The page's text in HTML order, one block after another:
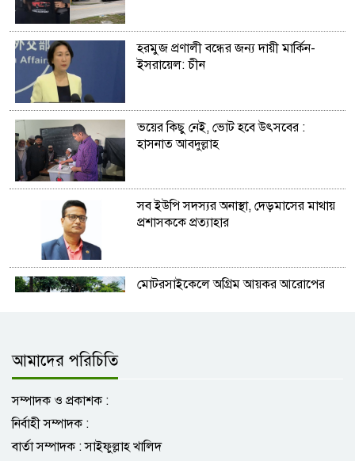
হরমুজ প্রণালী বন্ধের জন্য দায়ী মার্কিন-
ইসরায়েল: চীন
ভয়ের কিছু নেই, ভোট হবে উৎসবের :
হাসনাত আবদুল্লাহ
সব ইউপি সদস্যর অনাস্থা, দেড়মাসের মাথায়
প্রশাসককে প্রত্যাহার
মোটরসাইকেলে অগ্রিম আয়কর আরোপের
সোনালী ব্যাংকের চেয়ারম্যান মোহাম্মদ
আমাদের পরিচিতি
সম্পাদক ও প্রকাশক :
নির্বাহী সম্পাদক :
বার্তা সম্পাদক : সাইফুল্লাহ খালিদ